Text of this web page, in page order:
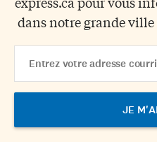
dans notre grande
Address